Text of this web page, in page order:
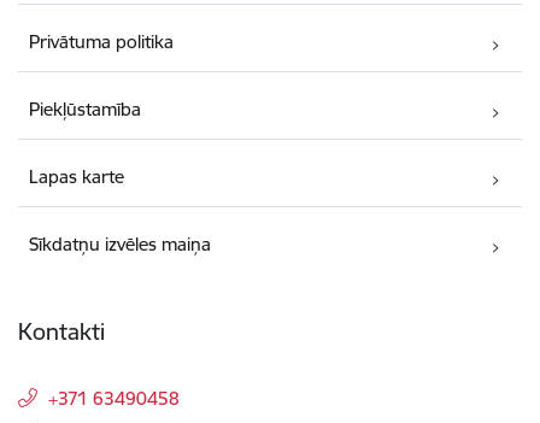
Privātuma politika
Piekļūstamība
Lapas karte
Sīkdatņu izvēles maiņa
Kontakti
+371 63490458